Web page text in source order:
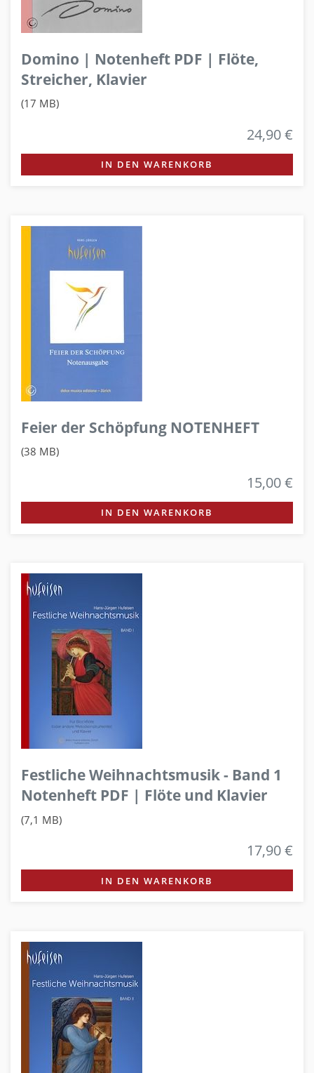
Domino | Notenheft PDF | Flöte,
Streicher, Klavier
(17 MB)
24,90 €
IN DEN WARENKORB
Feier der Schöpfung NOTENHEFT
(38 MB)
15,00 €
IN DEN WARENKORB
Festliche Weihnachtsmusik - Band 1
Notenheft PDF | Flöte und Klavier
(7,1 MB)
17,90 €
IN DEN WARENKORB